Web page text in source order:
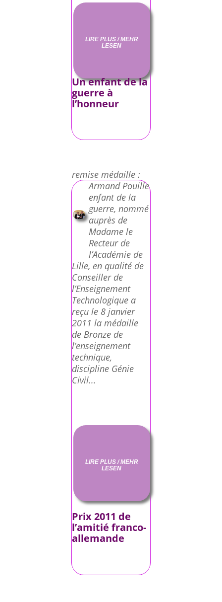
LIRE PLUS / MEHR
LESEN
Un enfant de la
guerre à
l’honneur
remise médaille :
Armand Pouille
enfant de la
guerre, nommé
auprès de
Madame le
Recteur de
l’Académie de
Lille, en qualité de
Conseiller de
l’Enseignement
Technologique a
reçu le 8 janvier
2011 la médaille
de Bronze de
l’enseignement
technique,
discipline Génie
Civil...
LIRE PLUS / MEHR
LESEN
Prix 2011 de
l’amitié franco-
allemande